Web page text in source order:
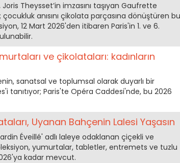
Theysset’in imzasını taşıyan Gaufrette
anısını çikolata parçasına dönüştüren bu
12 Mart 2026'den itibaren Paris'in 1. ve 6.
ve çikolataları: kadınların
sanatsal ve toplumsal olarak duyarlı bir
tanıtıyor; Paris'te Opéra Caddesi'nde, bu 2026
Uyanan Bahçenin Lalesi Yaşasın
Éveillé' adlı laleye odaklanan çiçekli ve
yumurtalar, tabletler, entremets ve tuzlu
kadar mevcut.